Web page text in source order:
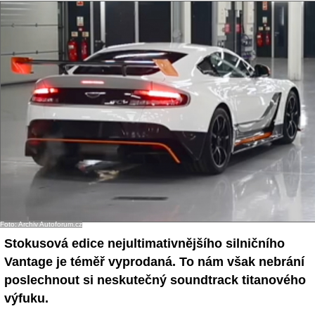
Foto: Archiv Autoforum.cz
Stokusová edice nejultimativnějšího silničního
Vantage je téměř vyprodaná. To nám však nebrání
poslechnout si neskutečný soundtrack titanového
výfuku.